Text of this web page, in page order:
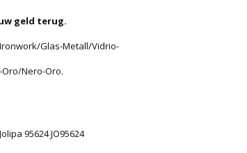
geld terug.
Glas-Metall/Vidrio-
Nero-Oro.
95624 JO95624